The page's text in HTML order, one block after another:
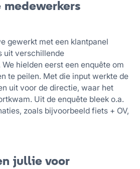
gewerkt met een klantpanel
uit verschillende
hielden eerst een enquête om
te peilen. Met die input werkte de
uit voor de directie, waar het
Uit de enquête bleek o.a.
zoals bijvoorbeeld fiets + OV,
jullie voor